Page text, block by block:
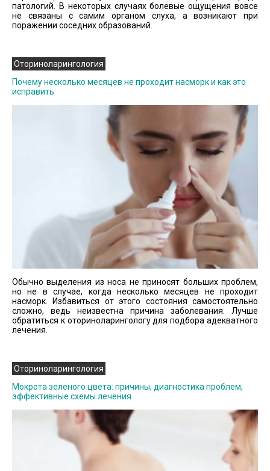
патологий. В некоторых случаях болевые ощущения вовсе
не связаны с самим органом слуха, а возникают при
поражении соседних образований.
Оториноларингология
Почему несколько месяцев не проходит насморк и как это
исправить
Обычно выделения из носа не приносят больших проблем,
но не в случае, когда несколько месяцев не проходит
насморк. Избавиться от этого состояния самостоятельно
сложно, ведь неизвестна причина заболевания. Лучше
обратиться к оториноларингологу для подбора адекватного
лечения.
Оториноларингология
Мокрота зеленого цвета: причины, диагностика проблем,
эффективные схемы лечения